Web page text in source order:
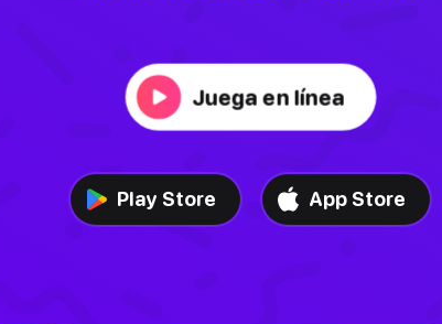
Juega en línea
Play Store App Store